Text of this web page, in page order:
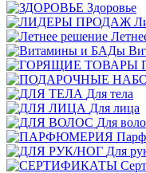
Здоровье
Для тела
Для лица
Для
Для